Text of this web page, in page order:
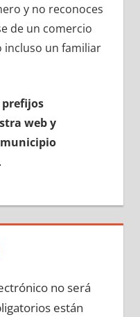
у no reconoces
dе un comercio
incluso un familiar
prefijos
web у
no será
están